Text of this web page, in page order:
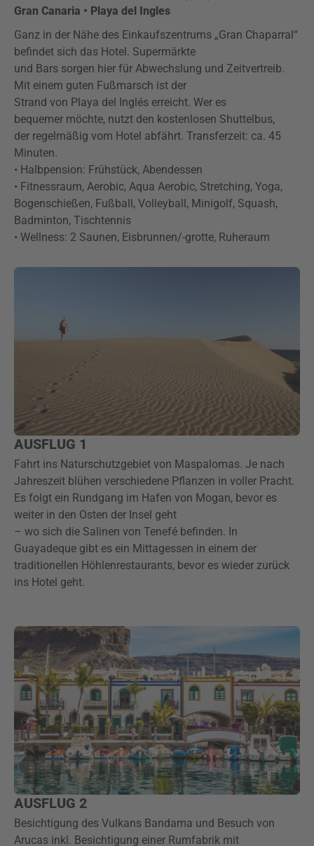
Gran Canaria • Playa del Ingles
Ganz in der Nähe des Einkaufszentrums „Gran Chaparral“
befindet sich das Hotel. Supermärkte
und Bars sorgen hier für Abwechslung und Zeitvertreib.
Mit einem guten Fußmarsch ist der
Strand von Playa del Inglés erreicht. Wer es
bequemer möchte, nutzt den kostenlosen Shuttelbus,
der regelmäßig vom Hotel abfährt. Transferzeit: ca. 45
Minuten.
• Halbpension: Frühstück, Abendessen
• Fitnessraum, Aerobic, Aqua Aerobic, Stretching, Yoga,
Bogenschießen, Fußball, Volleyball, Minigolf, Squash,
Badminton, Tischtennis
• Wellness: 2 Saunen, Eisbrunnen/-grotte, Ruheraum
AUSFLUG 1
Fahrt ins Naturschutzgebiet von Maspalomas. Je nach
Jahreszeit blühen verschiedene Pflanzen in voller Pracht.
Es folgt ein Rundgang im Hafen von Mogan, bevor es
weiter in den Osten der Insel geht
– wo sich die Salinen von Tenefé befinden. In
Guayadeque gibt es ein Mittagessen in einem der
traditionellen Höhlenrestaurants, bevor es wieder zurück
ins Hotel geht.
AUSFLUG 2
Besichtigung des Vulkans Bandama und Besuch von
Arucas inkl. Besichtigung einer Rumfabrik mit